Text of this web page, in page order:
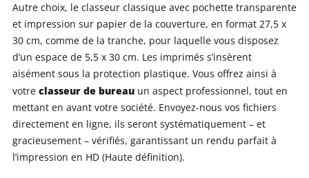
Autre choix, le classeur classique avec pochette transparente
et impression sur papier de la couverture, en format 27,5 x
30 cm, comme de la tranche, pour laquelle vous disposez
d’un espace de 5,5 x 30 cm. Les imprimés s’insèrent
aisément sous la protection plastique. Vous offrez ainsi à
votre classeur de bureauun aspect professionnel, tout en
mettant en avant votre société. Envoyez-nous vos fichiers
directement en ligne, ils seront systématiquement – et
gracieusement – vérifiés, garantissant un rendu parfait à
l’impression en HD (Haute définition).